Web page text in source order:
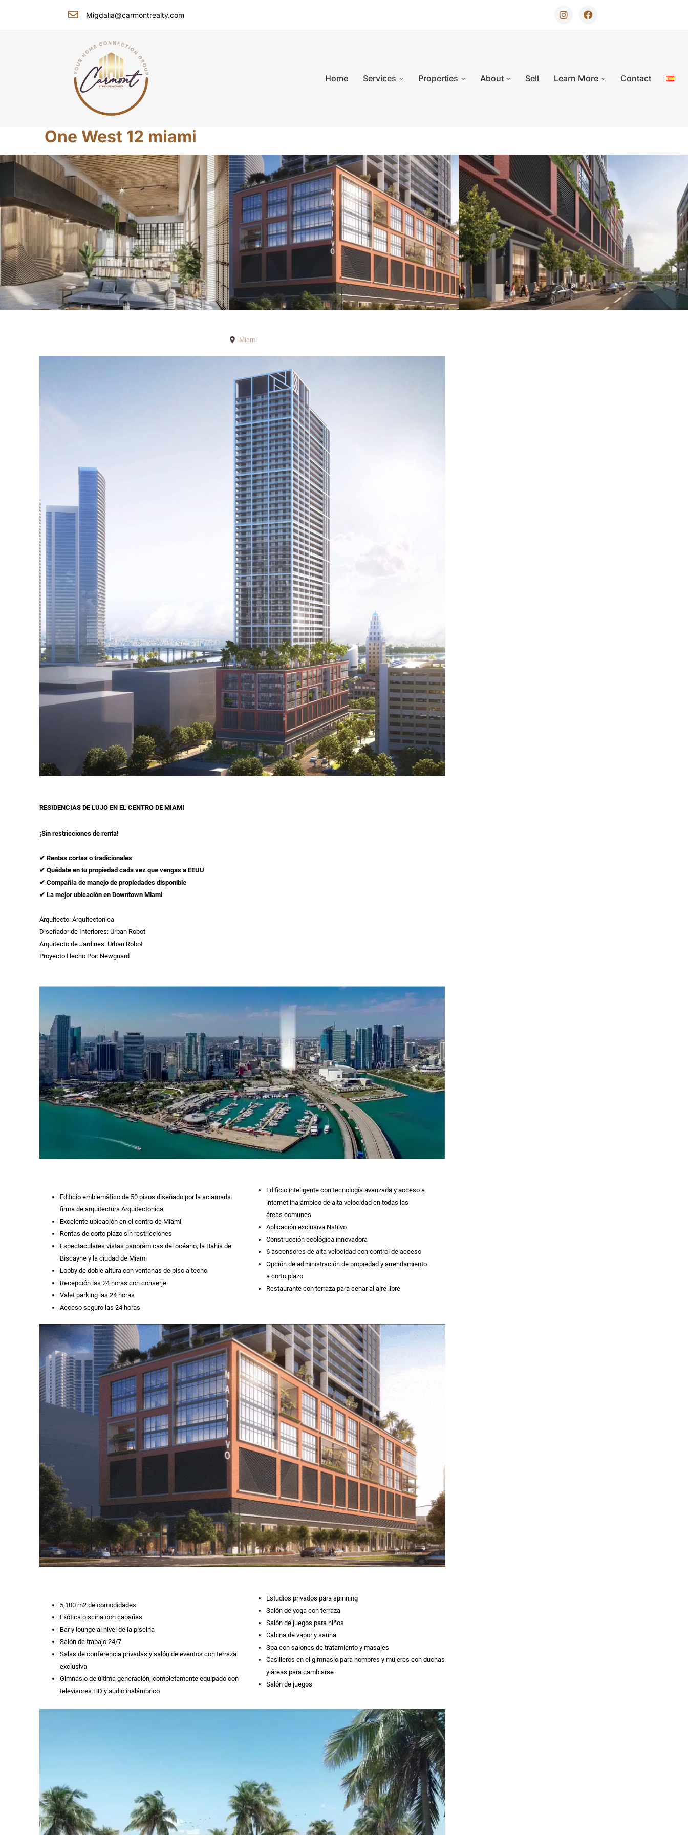
Migdalia@carmontrealty.com
Home Services Properties About Sell Learn More Contact
One West 12 miami
Miami
RESIDENCIAS DE LUJO EN EL CENTRO DE MIAMI
¡Sin restricciones de renta!
✔ Rentas cortas o tradicionales
✔ Quédate en tu propiedad cada vez que vengas a EEUU
✔ Compañía de manejo de propiedades disponible
✔ La mejor ubicación en Downtown Miami
Arquitecto: Arquitectonica
Diseñador de Interiores: Urban Robot
Arquitecto de Jardines: Urban Robot
Proyecto Hecho Por: Newguard
Edificio emblemático de 50 pisos diseñado por la aclamada
firma de arquitectura Arquitectonica
Excelente ubicación en el centro de Miami
Rentas de corto plazo sin restricciones
Espectaculares vistas panorámicas del océano, la Bahía de
Biscayne y la ciudad de Miami
Lobby de doble altura con ventanas de piso a techo
Recepción las 24 horas con conserje
Valet parking las 24 horas
Acceso seguro las 24 horas
Edificio inteligente con tecnología avanzada y acceso a
internet inalámbico de alta velocidad en todas las
áreas comunes
Aplicación exclusiva Natiivo
Construcción ecológica innovadora
6 ascensores de alta velocidad con control de acceso
Opción de administración de propiedad y arrendamiento
a corto plazo
Restaurante con terraza para cenar al aire libre
5,100 m2 de comodidades
Exótica piscina con cabañas
Bar y lounge al nivel de la piscina
Salón de trabajo 24/7
Salas de conferencia privadas y salón de eventos con terraza
exclusiva
Gimnasio de última generación, completamente equipado con
televisores HD y audio inalámbrico
Estudios privados para spinning
Salón de yoga con terraza
Salón de juegos para niños
Cabina de vapor y sauna
Spa con salones de tratamiento y masajes
Casilleros en el gimnasio para hombres y mujeres con duchas
y áreas para cambiarse
Salón de juegos